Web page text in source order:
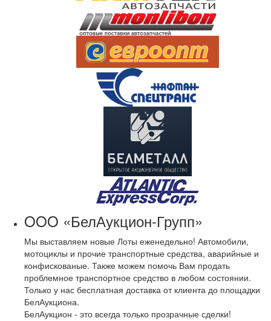
OOO «БелАукцион-Групп»
Мы выставляем новые Лоты еженедельно! Автомобили,
мотоциклы и прочие транспортные средства, аварийные и
конфискованые. Также можем помочь Вам продать
проблемное транспортное средство в любом состоянии.
Только у нас бесплатная доставка от клиента до площадки
БелАукциона.
БелАукцион - это всегда только прозрачные сделки!